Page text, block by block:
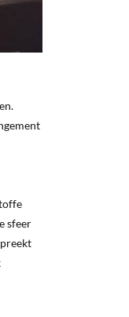
sfeer